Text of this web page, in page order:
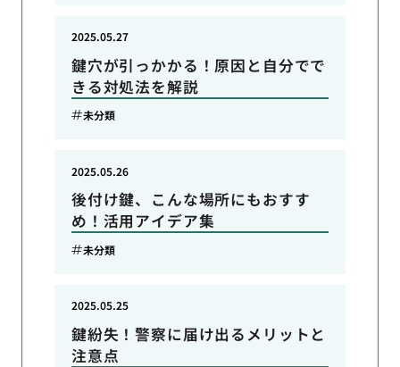
鍵穴が引っかかる！原因と自分でで
きる対処法を解説
2025.05.27
未分類
後付け鍵、こんな場所にもおすす
め！活用アイデア集
2025.05.26
未分類
鍵紛失！警察に届け出るメリットと
注意点
2025.05.25